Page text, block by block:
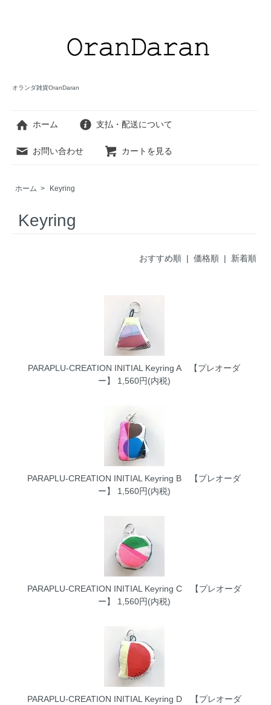
オランダ雑貨OranDaran
ホーム 支払・配送について
お問い合わせ カートを見る
ホーム > Keyring
Keyring
おすすめ順| 価格順 | 新着順
PARAPLU-CREATION INITIAL Keyring A 【プレオーダ
ー】
1,560円(内税)
PARAPLU-CREATION INITIAL Keyring B 【プレオーダ
ー】
1,560円(内税)
PARAPLU-CREATION INITIAL Keyring C 【プレオーダ
ー】
1,560円(内税)
PARAPLU-CREATION INITIAL Keyring D 【プレオーダ